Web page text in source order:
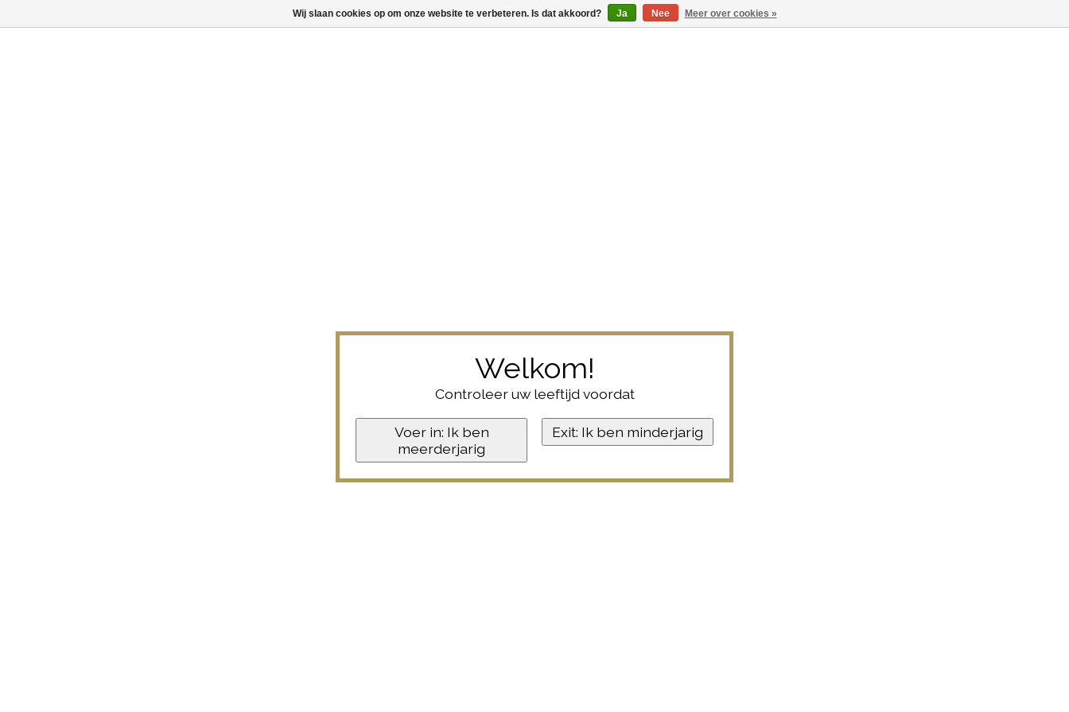
Welkom!
Controleer uw leeftijd voordat
Wij slaan cookies op om onze website te verbeteren. Is dat akkoord? Ja Nee Meer over cookies »